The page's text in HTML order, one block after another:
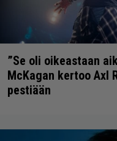
”Se oli oikeastaan
McKagan kertoo Axl
pestiään